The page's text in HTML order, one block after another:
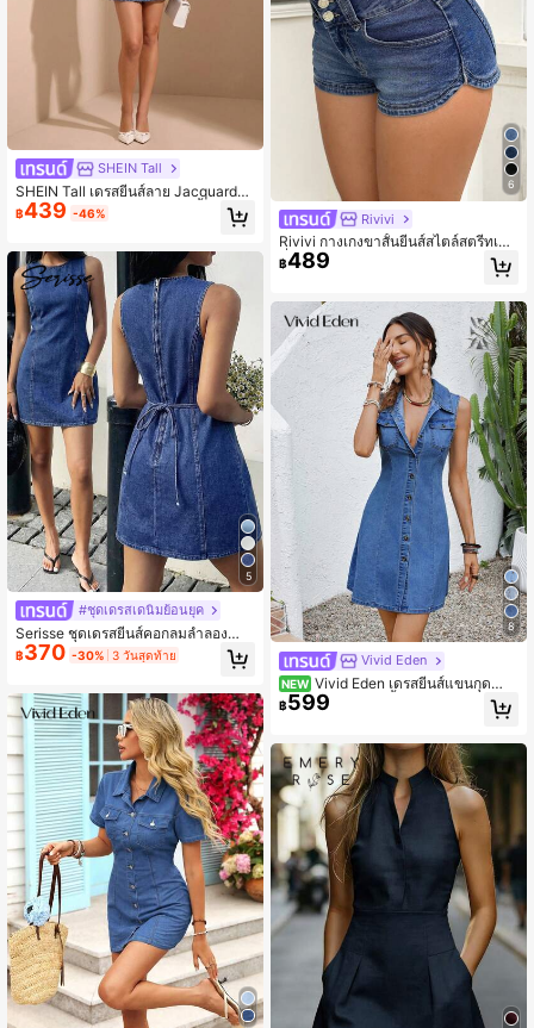
SHEIN Tall
SHEIN Tall เดรสยีนส์ลาย Jacquard
สำหรับผู้หญิงตัวสูง, คอวี แขนสั้น ติดกร
ะดุม, ชุดลำลองฤดูร้อนที่หรูหราและชุด
฿439 -46%
5
#ชุดเดรสเดนิมย้อนยุค
Serisse ชุดเดรสยีนส์คอกลมลำลองสำห
รับผู้หญิงสำหรับใส่ในชีวิตประจำวัน
฿370 -30% 3 วันสุดท้าย
6
Rivivi
Rivivi กางเกงขาสั้นยีนส์สไตล์สตรีทเซ็ก
ซี่สำหรับผู้หญิง มีกระเป๋าและกระดุม
฿489
8
Vivid Eden
NEW Vivid Eden เดรสยีนส์แขนกุดลำล
องสำหรับผู้หญิง สีน้ำเงิน
฿599